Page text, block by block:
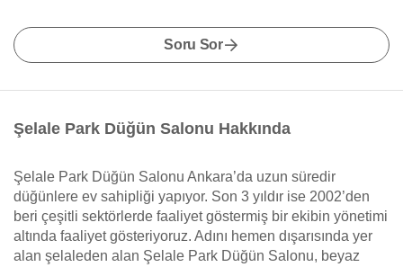
Soru Sor
Şelale Park Düğün Salonu Hakkında
Şelale Park Düğün Salonu Ankara’da uzun süredir
düğünlere ev sahipliği yapıyor. Son 3 yıldır ise 2002’den
beri çeşitli sektörlerde faaliyet göstermiş bir ekibin yönetimi
altında faaliyet gösteriyoruz. Adını hemen dışarısında yer
alan şelaleden alan Şelale Park Düğün Salonu, beyaz